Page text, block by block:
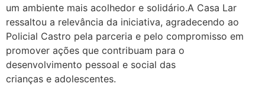
um ambiente mais acolhedor e solidário.A Casa Lar
ressaltou a relevância da iniciativa, agradecendo ao
Policial Castro pela parceria e pelo compromisso em
promover ações que contribuam para o
desenvolvimento pessoal e social das
crianças e adolescentes.